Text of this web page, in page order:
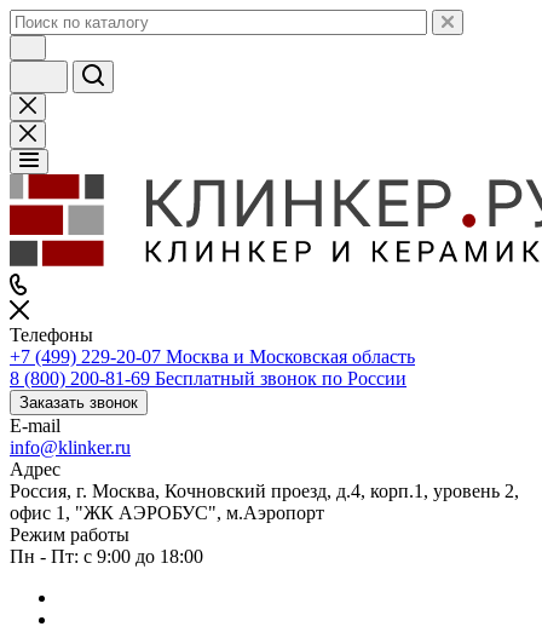
Телефоны
+7 (499) 229-20-07 Москва и Московская область
8 (800) 200-81-69 Бесплатный звонок по России
Заказать звонок
E-mail
info@klinker.ru
Адрес
Россия, г. Москва, Кочновский проезд, д.4, корп.1, уровень 2,
офис 1, "ЖК АЭРОБУС", м.Аэропорт
Режим работы
Пн - Пт: с 9:00 до 18:00